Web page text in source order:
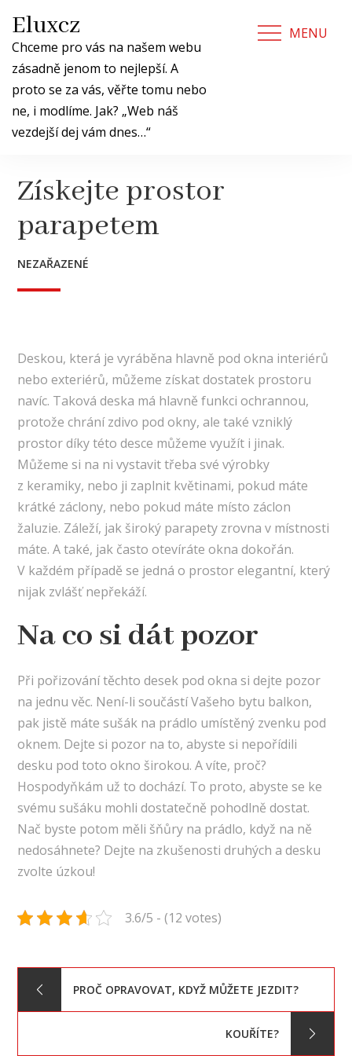
content
Eluxcz
Chceme pro vás na našem webu
zásadně jenom to nejlepší. A
proto se za vás, věřte tomu nebo
ne, i modlíme. Jak? „Web náš
vezdejší dej vám dnes…“
MENU
Získejte prostor
parapetem
NEZAŘAZENÉ
Deskou, která je vyráběna hlavně pod okna interiérů
nebo exteriérů, můžeme získat dostatek prostoru
navíc. Taková deska má hlavně funkci ochrannou,
protože chrání zdivo pod okny, ale také vzniklý
prostor díky této desce můžeme využít i jinak.
Můžeme si na ni vystavit třeba své výrobky
z keramiky, nebo ji zaplnit květinami, pokud máte
krátké záclony, nebo pokud máte místo záclon
žaluzie. Záleží, jak široký parapety zrovna v místnosti
máte. A také, jak často otevíráte okna dokořán.
V každém případě se jedná o prostor elegantní, který
nijak zvlášť nepřekáží.
Na co si dát pozor
Při pořizování těchto desek pod okna si dejte pozor
na jednu věc. Není-li součástí Vašeho bytu balkon,
pak jistě máte sušák na prádlo umístěný zvenku pod
oknem. Dejte si pozor na to, abyste si nepořídili
desku pod toto okno širokou. A víte, proč?
Hospodyňkám už to dochází. To proto, abyste se ke
svému sušáku mohli dostatečně pohodlně dostat.
Nač byste potom měli šňůry na prádlo, když na ně
nedosáhnete? Dejte na zkušenosti druhých a desku
zvolte úzkou!
3.6/5 - (12 votes)
Navigace
PROČ OPRAVOVAT, KDYŽ MŮŽETE JEZDIT?
KOUŘÍTE?